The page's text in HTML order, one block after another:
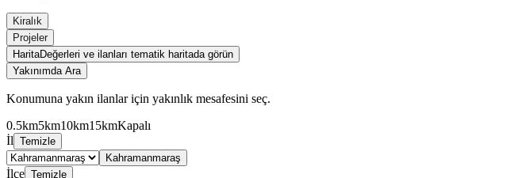
Kiralık
Projeler
HaritaDeğerleri ve ilanları tematik haritada görün
Yakınımda Ara
Konumuna yakın ilanlar için yakınlık mesafesini seç.
0.5km5km10km15kmKapalı
İl Temizle
Kahramanmaraş
İlçe Temizle